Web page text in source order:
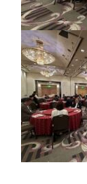
入会のご案内